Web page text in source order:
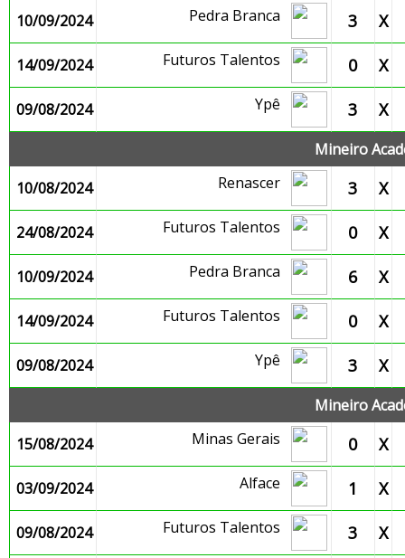
10/09/2024 Pedra Branca 3 X
14/09/2024 Futuros Talentos 0 X
09/08/2024 Ypê 3 X
Mineiro
10/08/2024
Renascer 3 X
24/08/2024 Futuros Talentos 0 X
10/09/2024 Pedra Branca 6 X
14/09/2024 Futuros Talentos 0 X
09/08/2024 Ypê 3 X
Mineiro
15/08/2024
Minas Gerais 0 X
03/09/2024 Alface 1 X
09/08/2024 Futuros Talentos 3 X